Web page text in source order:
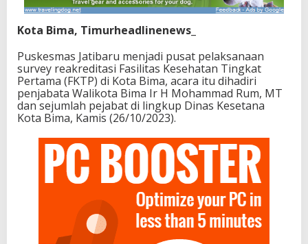
Kota Bima, Timurheadlinenews_
Puskesmas Jatibaru menjadi pusat pelaksanaan
survey reakreditasi Fasilitas Kesehatan Tingkat
Pertama (FKTP) di Kota Bima, acara itu dihadiri
penjabata Walikota Bima Ir H Mohammad Rum, MT
dan sejumlah pejabat di lingkup Dinas Kesetana
Kota Bima, Kamis (26/10/2023).